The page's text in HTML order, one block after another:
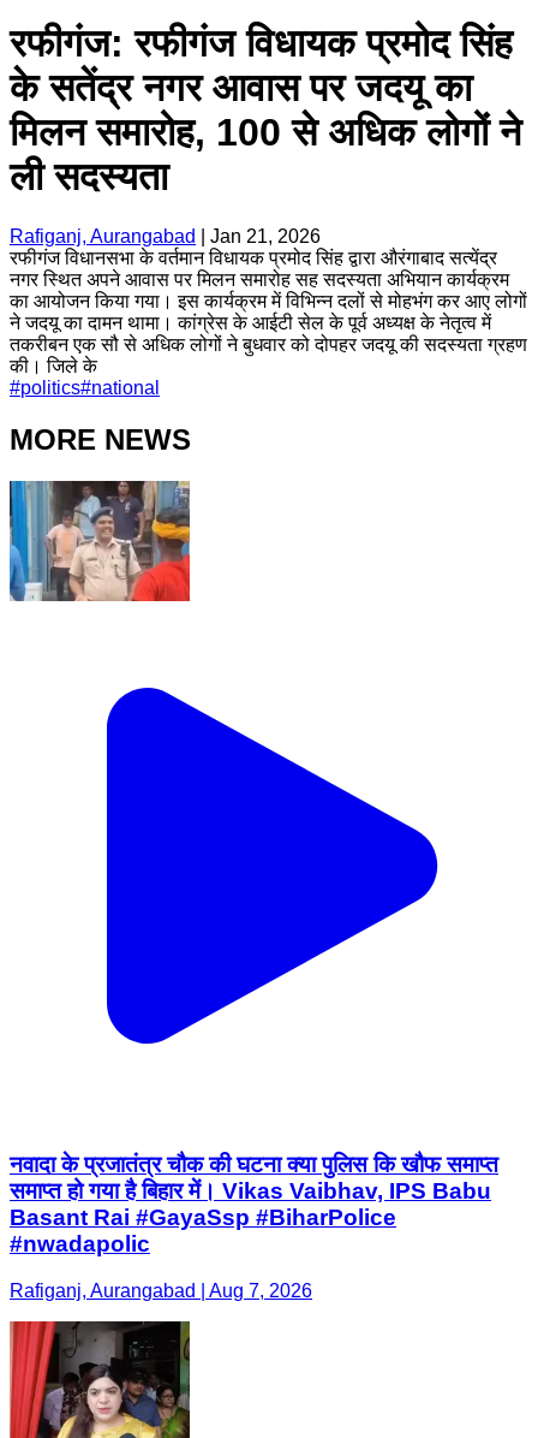
रफीगंज: रफीगंज विधायक प्रमोद सिंह
के सतेंद्र नगर आवास पर जदयू का
मिलन समारोह, 100 से अधिक लोगों ने
ली सदस्यता
Rafiganj, Aurangabad
Jan 21, 2026
रफीगंज विधानसभा के वर्तमान विधायक प्रमोद सिंह द्वारा औरंगाबाद सत्येंद्र
नगर स्थित अपने आवास पर मिलन समारोह सह सदस्यता अभियान कार्यक्रम
का आयोजन किया गया। इस कार्यक्रम में विभिन्न दलों से मोहभंग कर आए लोगों
ने जदयू का दामन थामा। कांग्रेस के आईटी सेल के पूर्व अध्यक्ष के नेतृत्व में
तकरीबन एक सौ से अधिक लोगों ने बुधवार को दोपहर जदयू की सदस्यता ग्रहण
की। जिले के
#politics#national
MORE NEWS
नवादा के प्रजातंत्र चौक की घटना क्या पुलिस कि खौफ समाप्त
समाप्त हो गया है बिहार में। Vikas Vaibhav, IPS Babu
Basant Rai #GayaSsp #BiharPolice
#nwadapolic
Rafiganj, Aurangabad | Aug 7, 2026